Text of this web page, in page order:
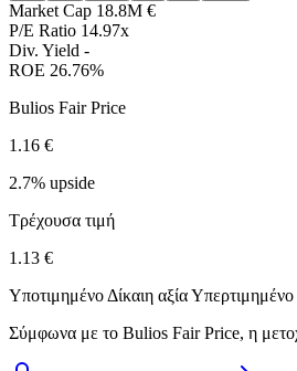
Market Cap 18.8M €
P/E Ratio 14.97x
Div. Yield -
ROE 26.76%
Bulios Fair Price
1.16 €
2.7% upside
Τρέχουσα τιμή
1.13 €
Υποτιμημένο Δίκαιη αξίαΥπερτιμημένο
Σύμφωνα με το Bulios Fair Price, η